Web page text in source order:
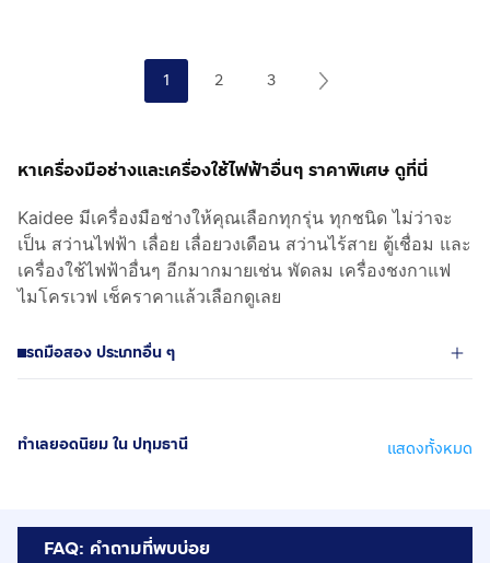
1 2 3
หาเครื่องมือช่างและเครื่องใช้ไฟฟ้าอื่นๆ ราคาพิเศษ ดูที่นี่
Kaidee มีเครื่องมือช่างให้คุณเลือกทุกรุ่น ทุกชนิด ไม่ว่าจะ
เป็น สว่านไฟฟ้า เลื่อย เลื่อยวงเดือน สว่านไร้สาย ตู้เชื่อม และ
เครื่องใช้ไฟฟ้าอื่นๆ อีกมากมายเช่น พัดลม เครื่องชงกาแฟ
ไมโครเวฟ เช็คราคาแล้วเลือกดูเลย
รถมือสอง ประเภทอื่น ๆ
ทำเลยอดนิยม ใน ปทุมธานี แสดงทั้งหมด
FAQ: คำถามที่พบบ่อย